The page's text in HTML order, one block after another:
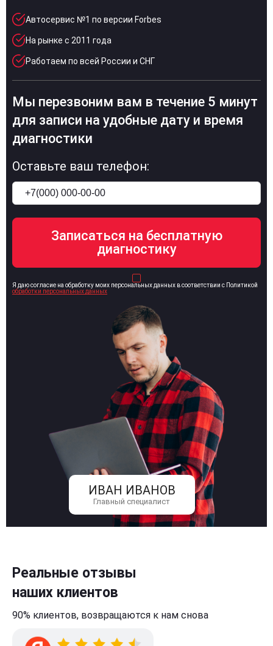
Автосервис №1 по версии Forbes
На рынке с 2011 года
Работаем по всей России и СНГ
ИВАН ИВАНОВ
Главный специалист
Мы перезвоним вам в течение 5 минут
для записи на удобные дату и время
диагностики
Оставьте ваш телефон:
Я даю согласие на обработку моих персональных данных в соответствии с Политикой
обработки персональных данных
Реальные отзывы
наших клиентов
90% клиентов, возвращаются к нам снова